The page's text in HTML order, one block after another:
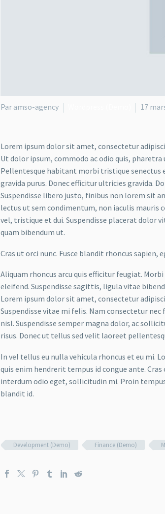
Par amso-agency 17
Lorem ipsum dolor sit amet, consectetur
Ut dolor ipsum, commodo ac odio quis,
Pellentesque habitant morbi tristique senectus
gravida purus. Donec efficitur ultricies gravida.
Suspendisse libero justo, finibus non lorem sit
lectus ut sem condimentum, non iaculis mauris
vel, tristique et dui. Suspendisse placerat dolor
quam bibendum ut.
Cras ut orci nunc. Fusce blandit rhoncus sapien,
Aliquam rhoncus arcu quis efficitur feugiat.
eleifend. Suspendisse sagittis, ligula vitae
Lorem ipsum dolor sit amet, consectetur
Suspendisse vitae mi felis. Nam consectetur
nisl. Suspendisse semper magna dolor, ac
risus. Donec ut tellus sed velit laoreet
In vel tellus eu nulla vehicula rhoncus et eu mi.
quis enim hendrerit tempus id congue ante.
interdum odio eget, sollicitudin mi. Proin
blandit id.
Development (Demo) Finance (Demo)